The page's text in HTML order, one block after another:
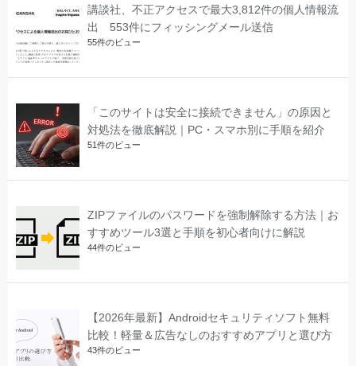
講談社、不正アクセスで最大3,812件の個人情報流
出 553件にフィッシングメール送信
55件のビュー
「このサイトは安全に接続できません」の原因と
対処法を徹底解説｜PC・スマホ別に手順を紹介
51件のビュー
ZIPファイルのパスワードを強制解除する方法｜お
すすめツール3選と手順を初心者向けに解説
44件のビュー
【2026年最新】Androidセキュリティソフト無料
比較！軽量＆広告なしのおすすめアプリと選び方
43件のビュー